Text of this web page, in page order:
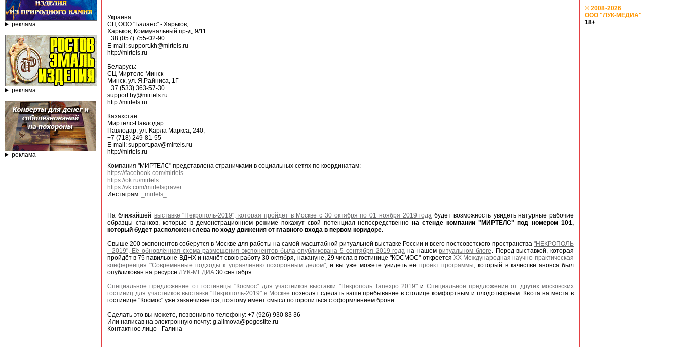
реклама
реклама
реклама
Украина:
СЦ ООО "Баланс" - Харьков,
Харьков, Коммунальный пр-д, 9/11
+38 (057) 755-02-90
E-mail: support.kh@mirtels.ru
http://mirtels.ru
Беларусь:
СЦ Миртелс-Минск
Минск, ул. Я.Райниса, 1Г
+37 (533) 363-57-30
support.by@mirtels.ru
http://mirtels.ru
Казахстан:
Миртелс-Павлодар
Павлодар, ул. Карла Маркса, 240,
+7 (718) 249-81-55
E-mail: support.pav@mirtels.ru
http://mirtels.ru
Компания "МИРТЕЛС" представлена страничками в социальных сетях по координатам:
https://facebook.com/mirtels
https://ok.ru/mirtels
https://vk.com/mirtelsgraver
Инстаграм:
_mirtels_
На ближайшей выставке "Некрополь-2019", которая пройдёт в Москве с 30 октября по 01 ноября 2019 года будет возможность увидеть натурные рабочие
образцы станков, которые в демонстрационном режиме покажут свой потенциал непосредственнона стенде компании "МИРТЕЛС" под номером 101,
который будет расположен слева по ходу движения от главного входа в первом коридоре.
Свыше 200 экспонентов соберутся в Москве для работы на самой масштабной ритуальной выставке России и всего постсоветского пространства "НЕКРОПОЛЬ
- 2019", Её обновлённая схема размещения экспонентов была опубликована 5 сентября 2019 года на нашемритуальном блоге. Перед выставкой, которая
пройдёт в 75 павильоне ВДНХ и начнёт свою работу 30 октября, накануне, 29 числа в гостинице "КОСМОС" откроется XX Международная научно-практическая
конференция "Современные подходы к управлению похоронным делом", и вы уже можете увидеть еёпроект программы, который в качестве анонса был
опубликован на ресурсе ЛУК-МЕДИА 30 сентября.
Специальное предложение от гостиницы "Космос" для участников выставки "Некрополь Tanexpo 2019" и Специальное предложение от других московских
гостиниц для участников выставки "Некрополь-2019" в Москве позволят сделать ваше пребывание в столице комфортным и плодотворным. Квота на места в
гостинице "Космос" уже заканчивается, поэтому имеет смысл поторопиться с оформлением брони.
Сделать это вы можете, позвонив по телефону: +7 (926) 930 83 36
Или написав на электронную почту: g.alimova@pogostite.ru
Контактное лицо - Галина
© 2008-2026
ООО "ЛУК-МЕДИА"
18+